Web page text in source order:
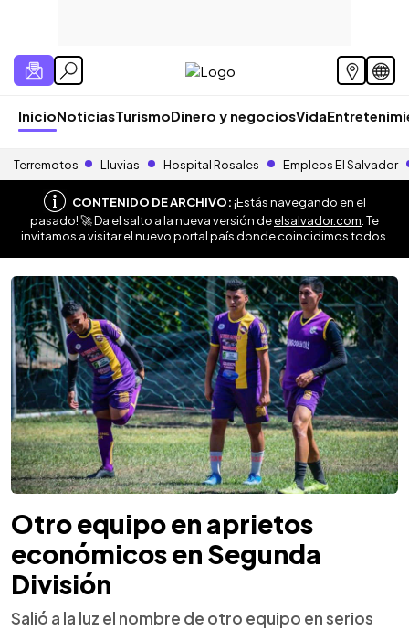
InicioNoticiasTurismoDinero y negociosVida
Terremotos Lluvias Hospital Rosales Empleos El Salvador
CONTENIDO DE ARCHIVO:¡Estás navegando en el
pasado! 🚀 Da el salto a la nueva versión deelsalvador.com . Te
invitamos a visitar el nuevo portal país donde coincidimos todos.
Otro equipo en aprietos
económicos en Segunda
División
Salió a la luz el nombre de otro equipo en serios